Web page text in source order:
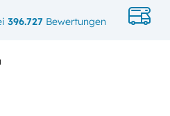
396.727 Bewertungen